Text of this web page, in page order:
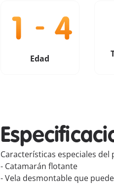
Edad
Características especiales del
- Catamarán flotante
- Vela desmontable que